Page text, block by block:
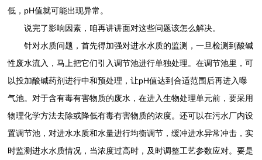
低，pH值就可能出现异常。
说完了影响因素，咱再讲讲面对这些问题该怎么解决。
针对水质问题，首先得加强对进水水质的监测，一旦检测到酸碱
性废水流入，马上把它们引入调节池进行单独处理。在调节池里，可
以投加酸碱药剂进行中和预处理，让pH值达到合适范围后再进入曝
气池。对于含有毒有害物质的废水，在进入生物处理单元前，要采用
物理化学方法去除或降低有毒有害物质的浓度。还可以在污水厂内设
置调节池，对进水水质和水量进行均衡调节，缓冲进水异常冲击，实
时监测进水水质情况，当浓度过高时，及时调整工艺参数应对。要是